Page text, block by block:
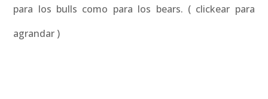
para los bulls como para los bears. ( clickear para
agrandar )